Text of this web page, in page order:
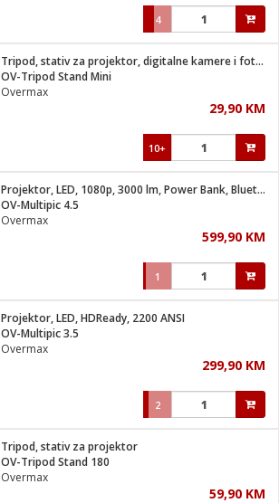
4
Tripod, stativ za projektor, digitalne kamere i foto aparate
OV-Tripod Stand Mini
Overmax
29,90 KM
10+
Projektor, LED, 1080p, 3000 lm, Power Bank, Bluetooth, WiFi
OV-Multipic 4.5
Overmax
599,90 KM
1
Projektor, LED, HDReady, 2200 ANSI
OV-Multipic 3.5
Overmax
299,90 KM
2
Tripod, stativ za projektor
OV-Tripod Stand 180
Overmax
59,90 KM